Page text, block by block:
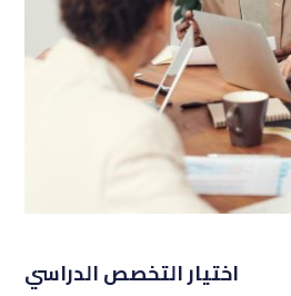
اختيار التخصص الدراسي